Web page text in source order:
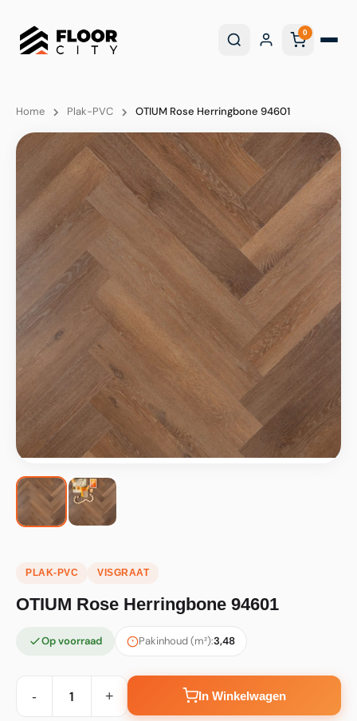
0
Home Plak-PVC OTIUM Rose Herringbone 94601
PLAK-PVC VISGRAAT
OTIUM Rose Herringbone 94601
Op voorraad Pakinhoud (m²):3,48
- + In Winkelwagen